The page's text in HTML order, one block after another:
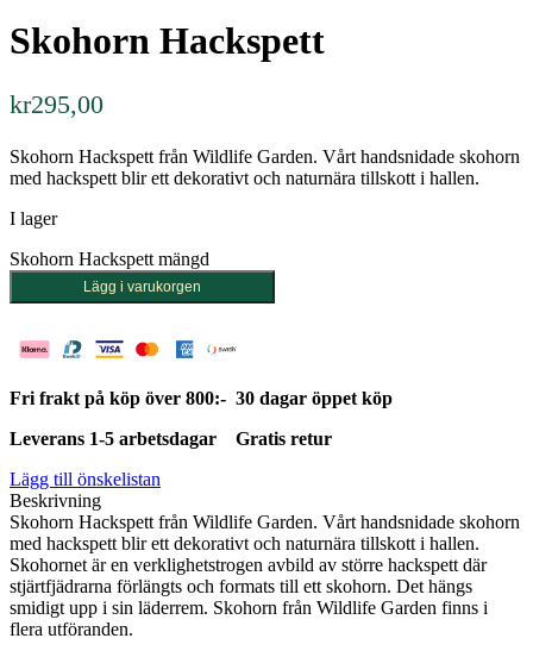
Skohorn Hackspett
kr295,00
Skohorn Hackspett från Wildlife Garden. Vårt handsnidade skohorn
med hackspett blir ett dekorativt och naturnära tillskott i hallen.
I lager
Skohorn Hackspett mängd
Lägg i varukorgen
Fri frakt på köp över 800:- 30 dagar öppet köp
Leverans 1-5 arbetsdagar Gratis retur
Lägg till önskelistan
Beskrivning
Skohorn Hackspett från Wildlife Garden. Vårt handsnidade skohorn
med hackspett blir ett dekorativt och naturnära tillskott i hallen.
Skohornet är en verklighetstrogen avbild av större hackspett där
stjärtfjädrarna förlängts och formats till ett skohorn. Det hängs
smidigt upp i sin läderrem. Skohorn från Wildlife Garden finns i
flera utföranden.